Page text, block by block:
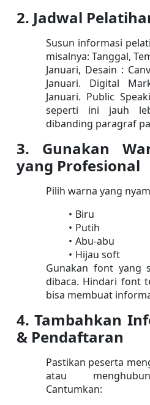
2. Jadwal
Susun informasi
misalnya: Tanggal,
Januari, Desain :
Januari. Digital
Januari. Public
seperti ini jauh
dibanding paragraf
3. Gunakan
yang Profesional
Pilih warna yang
Biru
Putih
Abu-abu
Hijau soft
Gunakan font yang
dibaca. Hindari font
bisa membuat
4. Tambahkan
& Pendaftaran
Pastikan peserta
atau
Cantumkan: